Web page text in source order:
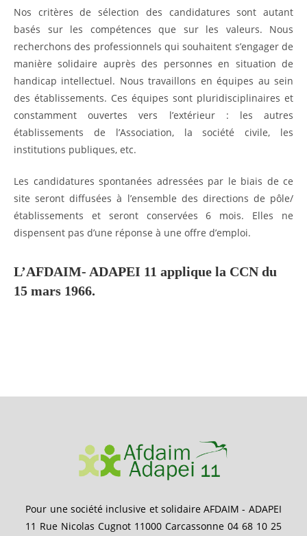
Nos critères de sélection des candidatures sont autant
basés sur les compétences que sur les valeurs. Nous
recherchons des professionnels qui souhaitent s’engager de
manière solidaire auprès des personnes en situation de
handicap intellectuel. Nous travaillons en équipes au sein
des établissements. Ces équipes sont pluridisciplinaires et
constamment ouvertes vers l’extérieur : les autres
établissements de l’Association, la société civile, les
institutions publiques, etc.
Les candidatures spontanées adressées par le biais de ce
site seront diffusées à l’ensemble des directions de pôle/
établissements et seront conservées 6 mois. Elles ne
dispensent pas d’une réponse à une offre d’emploi.
L’AFDAIM- ADAPEI 11 applique la CCN du
15 mars 1966.
Pour une société inclusive et solidaire AFDAIM - ADAPEI
11 Rue Nicolas Cugnot 11000 Carcassonne 04 68 10 25